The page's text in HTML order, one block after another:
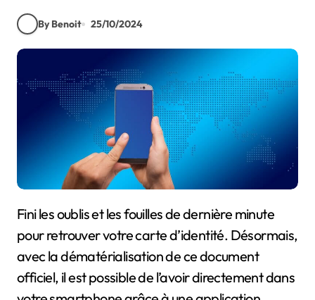
By Benoit 25/10/2024
Fini les oublis et les fouilles de dernière minute
pour retrouver votre carte d’identité. Désormais,
avec la dématérialisation de ce document
officiel, il est possible de l’avoir directement dans